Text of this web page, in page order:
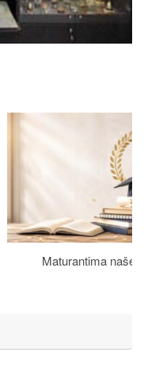
Maturantima naše